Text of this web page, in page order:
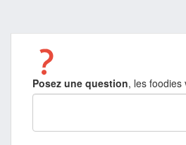
Posez une question, les foodies